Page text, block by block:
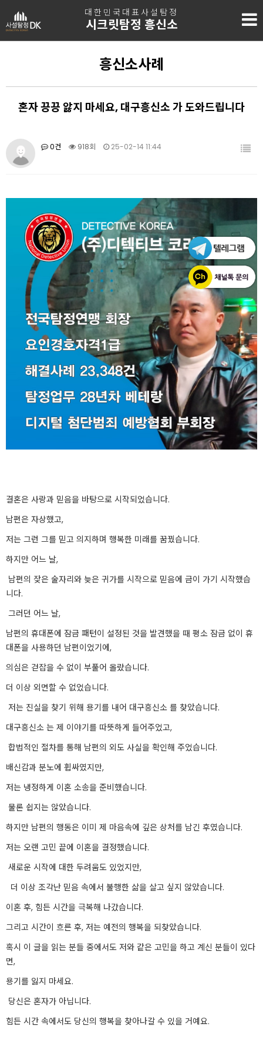
대한민국대표사설탐정
시크릿탐정 흥신소
흥신소사례
혼자 끙끙 앓지 마세요, 대구흥신소 가 도와드립니다
0건 918회 25-02-14 11:44
결혼은 사랑과 믿음을 바탕으로 시작되었습니다.
남편은 자상했고,
저는 그런 그를 믿고 의지하며 행복한 미래를 꿈꿨습니다.
하지만 어느 날,
남편의 잦은 술자리와 늦은 귀가를 시작으로 믿음에 금이 가기 시작했습
니다.
그러던 어느 날,
남편의 휴대폰에 잠금 패턴이 설정된 것을 발견했을 때 평소 잠금 없이 휴
대폰을 사용하던 남편이었기에,
의심은 걷잡을 수 없이 부풀어 올랐습니다.
더 이상 외면할 수 없었습니다.
저는 진실을 찾기 위해 용기를 내어 대구흥신소 를 찾았습니다.
대구흥신소 는 제 이야기를 따뜻하게 들어주었고,
합법적인 절차를 통해 남편의 외도 사실을 확인해 주었습니다.
배신감과 분노에 휩싸였지만,
저는 냉정하게 이혼 소송을 준비했습니다.
물론 쉽지는 않았습니다.
하지만 남편의 행동은 이미 제 마음속에 깊은 상처를 남긴 후였습니다.
저는 오랜 고민 끝에 이혼을 결정했습니다.
새로운 시작에 대한 두려움도 있었지만,
더 이상 조각난 믿음 속에서 불행한 삶을 살고 싶지 않았습니다.
이혼 후, 힘든 시간을 극복해 나갔습니다.
그리고 시간이 흐른 후, 저는 예전의 행복을 되찾았습니다.
혹시 이 글을 읽는 분들 중에서도 저와 같은 고민을 하고 계신 분들이 있다
면,
용기를 잃지 마세요.
당신은 혼자가 아닙니다.
힘든 시간 속에서도 당신의 행복을 찾아나갈 수 있을 거예요.